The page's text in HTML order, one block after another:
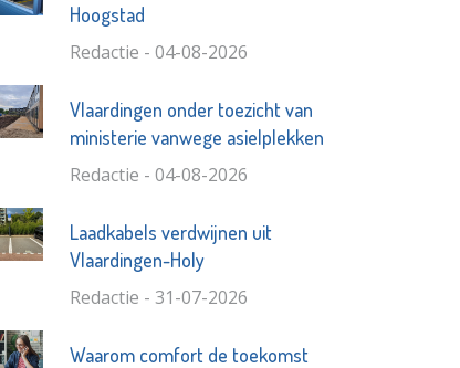
Hoogstad
Redactie - 04-08-2026
Vlaardingen onder toezicht van
ministerie vanwege asielplekken
Redactie - 04-08-2026
Laadkabels verdwijnen uit
Vlaardingen-Holy
Redactie - 31-07-2026
Waarom comfort de toekomst